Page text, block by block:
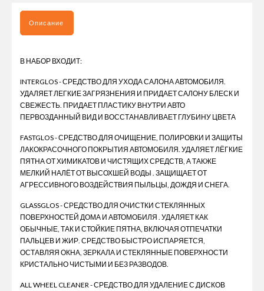
Описание
В НАБОР ВХОДИТ:
INTERGLOS - СРЕДСТВО ДЛЯ УХОДА САЛОНА АВТОМОБИЛЯ.
УДАЛЯЕТ ЛЕГКИЕ ЗАГРЯЗНЕНИЯ И ПРИДАЕТ САЛОНУ БЛЕСК И
СВЕЖЕСТЬ. ПРИДАЕТ ПЛАСТИКУ ВНУТРИ АВТО
ПЕРВОЗДАННЫЙ ВИД И ВОССТАНАВЛИВАЕТ ГЛУБИНУ ЦВЕТА
FASTGLOS - СРЕДСТВО ДЛЯ ОЧИЩЕНИЕ, ПОЛИРОВКИ И ЗАЩИТЫ
ЛАКОКРАСОЧНОГО ПОКРЫТИЯ АВТОМОБИЛЯ. УДАЛЯЕТ ЛЁГКИЕ
ПЯТНА ОТ ХИМИКАТОВ И ЧИСТЯЩИХ СРЕДСТВ, А ТАКЖЕ
МЕЛКИЙ НАЛЁТ ОТ ВЫСОХШЕЙ ВОДЫ . ЗАЩИЩАЕТ ОТ
АГРЕССИВНОГО ВОЗДЕЙСТВИЯ ПЫЛЬЦЫ, ДОЖДЯ И СНЕГА.
GLASSGLOS - СРЕДСТВО ДЛЯ ОЧИСТКИ СТЕКЛЯННЫХ
ПОВЕРХНОСТЕЙ ДОМА И АВТОМОБИЛЯ . УДАЛЯЕТ КАК
ОБЫЧНЫЕ, ТАК И СТОЙКИЕ ПЯТНА, ВКЛЮЧАЯ ОТПЕЧАТКИ
ПАЛЬЦЕВ И ЖИР. СРЕДСТВО БЫСТРО ИСПАРЯЕТСЯ,
ОСТАВЛЯЯ ОКНА, ЗЕРКАЛА И СТЕКЛЯННЫЕ ПОВЕРХНОСТИ
КРИСТАЛЬНО ЧИСТЫМИ И БЕЗ РАЗВОДОВ.
ALL WHEEL CLEANER - СРЕДСТВО ДЛЯ УДАЛЕНИЕ С ДИСКОВ